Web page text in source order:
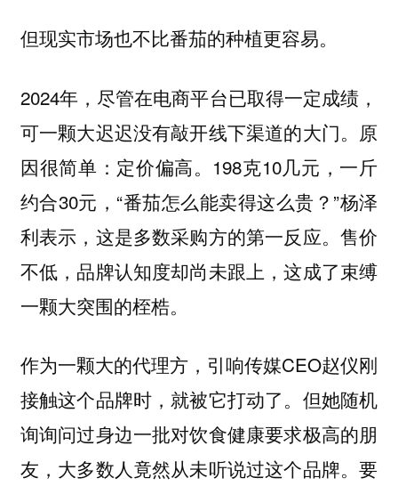
但现实市场也不比番茄的种植更容易。
2024年，尽管在电商平台已取得一定成绩，
可一颗大迟迟没有敲开线下渠道的大门。原
因很简单：定价偏高。198克10几元，一斤
约合30元，“番茄怎么能卖得这么贵？”杨泽
利表示，这是多数采购方的第一反应。售价
不低，品牌认知度却尚未跟上，这成了束缚
一颗大突围的桎梏。
作为一颗大的代理方，引响传媒CEO赵仪刚
接触这个品牌时，就被它打动了。但她随机
询询问过身边一批对饮食健康要求极高的朋
友，大多数人竟然从未听说过这个品牌。要